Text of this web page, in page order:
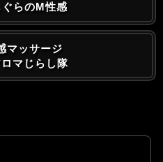
らのM性感
マッサージ
マじらし隊